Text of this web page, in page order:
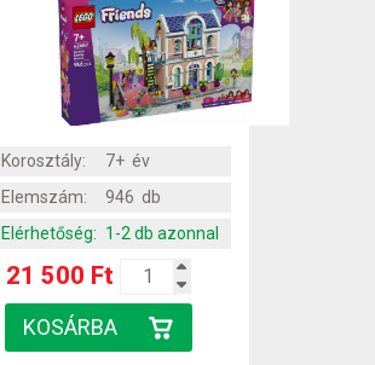
Korosztály:
7+ év
Elemszám:
946 db
Elérhetőség: 1-2 db azonnal
21 500 Ft